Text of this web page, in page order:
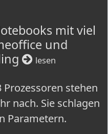
mit viel
und
lesen
Prozessoren stehen
nach. Sie schlagen
Parametern.